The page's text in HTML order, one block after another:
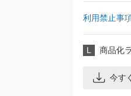
利用禁止事
L 商品化
今す